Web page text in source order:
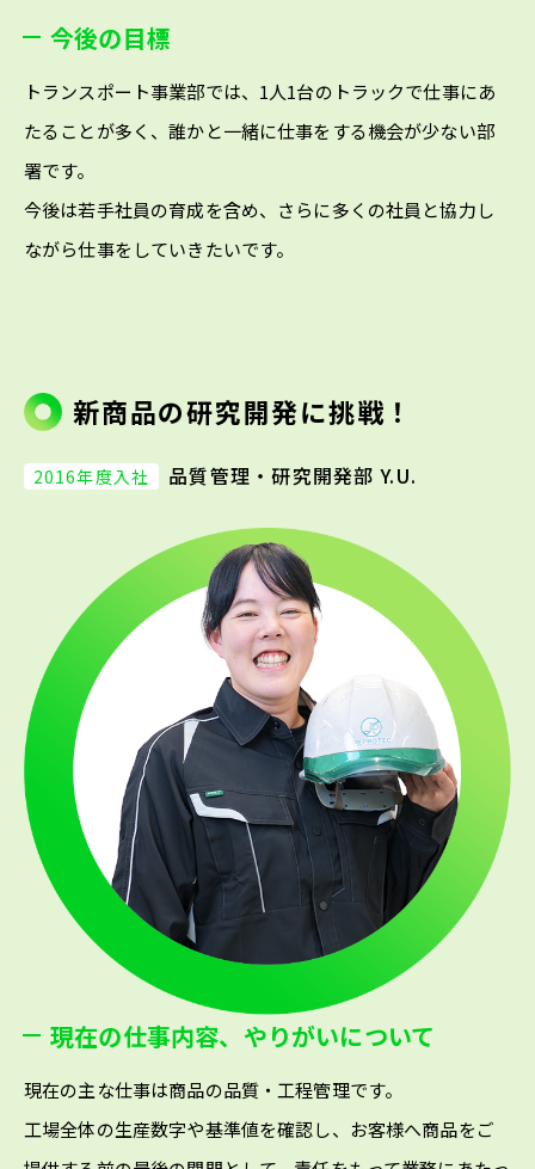
今後の目標
トランスポート事業部では、1人1台のトラックで仕事にあ
たることが多く、誰かと一緒に仕事をする機会が少ない部
署です。
今後は若手社員の育成を含め、さらに多くの社員と協力し
ながら仕事をしていきたいです。
新商品の研究開発に挑戦！
2016年度入社 品質管理・研究開発部 Y.U.
現在の仕事内容、やりがいについて
現在の主な仕事は商品の品質・工程管理です。
工場全体の生産数字や基準値を確認し、お客様へ商品をご